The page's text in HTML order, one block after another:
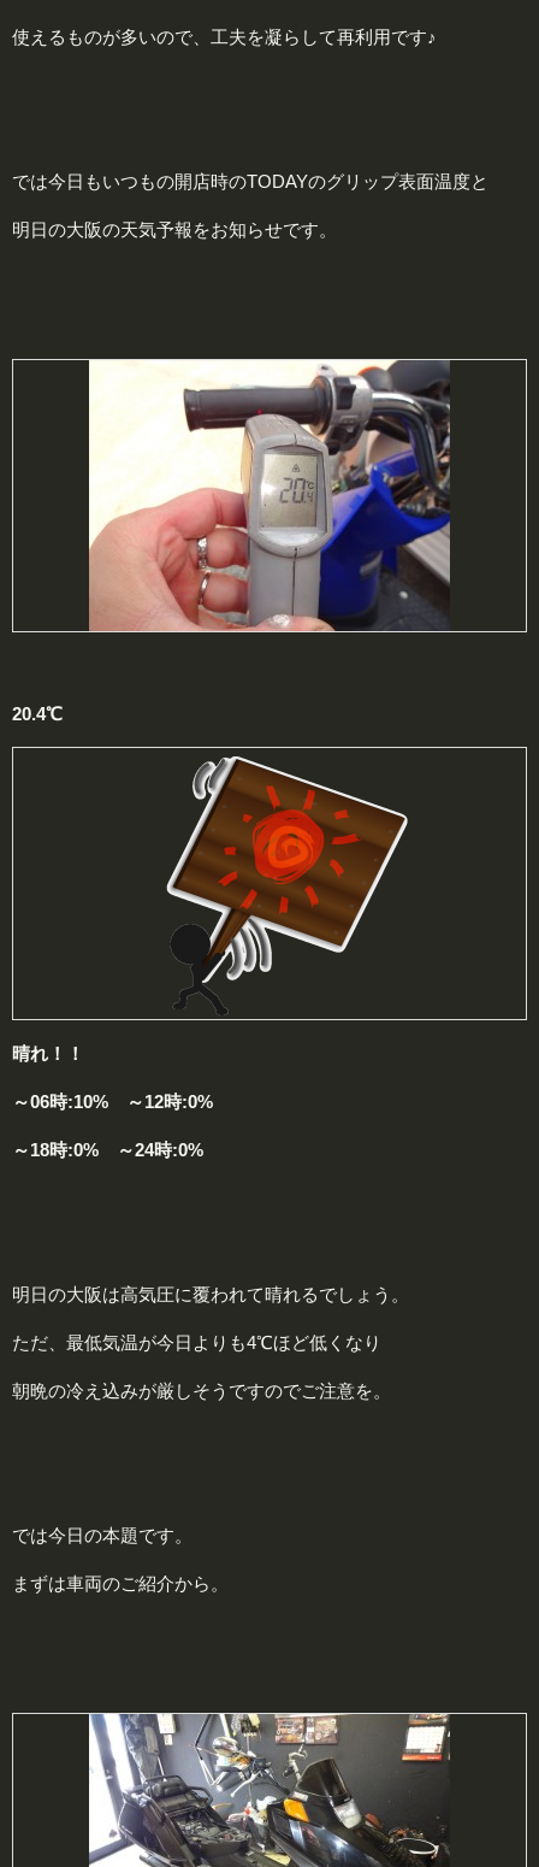
使えるものが多いので、工夫を凝らして再利用です♪
では今日もいつもの開店時のTODAYのグリップ表面温度と
明日の大阪の天気予報をお知らせです。
20.4℃
晴れ！！
～06時:10% ～12時:0%
～18時:0% ～24時:0%
明日の大阪は高気圧に覆われて晴れるでしょう。
ただ、最低気温が今日よりも4℃ほど低くなり
朝晩の冷え込みが厳しそうですのでご注意を。
では今日の本題です。
まずは車両のご紹介から。